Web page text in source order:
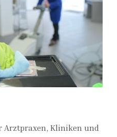
Arztpraxen, Kliniken und